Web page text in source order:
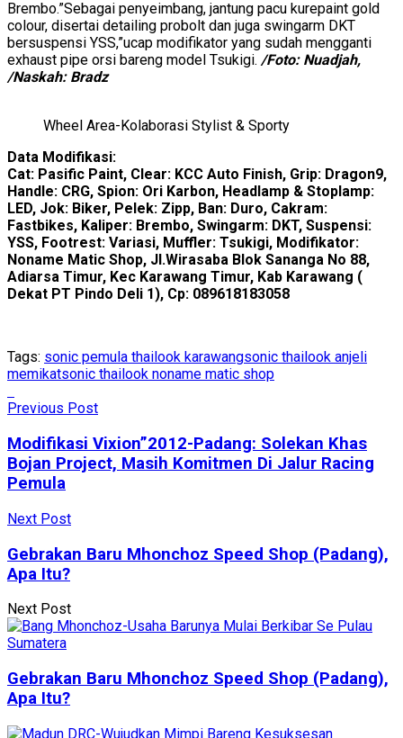
Brembo.”Sebagai penyeimbang, jantung pacu kurepaint gold
colour, disertai detailing probolt dan juga swingarm DKT
bersuspensi YSS,”ucap modifikator yang sudah mengganti
exhaust pipe orsi bareng model Tsukigi. /Foto: Nuadjah,
/Naskah: Bradz
Wheel Area-Kolaborasi Stylist & Sporty
Data Modifikasi:
Cat: Pasific Paint, Clear: KCC Auto Finish, Grip: Dragon9,
Handle: CRG, Spion: Ori Karbon, Headlamp & Stoplamp:
LED, Jok: Biker, Pelek: Zipp, Ban: Duro, Cakram:
Fastbikes, Kaliper: Brembo, Swingarm: DKT, Suspensi:
YSS, Footrest: Variasi, Muffler: Tsukigi, Modifikator:
Noname Matic Shop, Jl.Wirasaba Blok Sananga No 88,
Adiarsa Timur, Kec Karawang Timur, Kab Karawang (
Dekat PT Pindo Deli 1), Cp: 089618183058
Tags: sonic pemula thailook karawangsonic thailook anjeli
memikatsonic thailook noname matic shop
Previous Post
Modifikasi Vixion”2012-Padang: Solekan Khas
Bojan Project, Masih Komitmen Di Jalur Racing
Pemula
Next Post
Gebrakan Baru Mhonchoz Speed Shop (Padang),
Apa Itu?
Next Post
Gebrakan Baru Mhonchoz Speed Shop (Padang),
Apa Itu?